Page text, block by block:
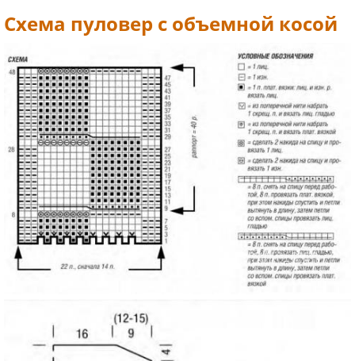
Схема пуловер с объемной косой